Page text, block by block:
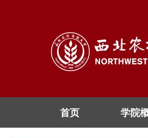
首页 学院